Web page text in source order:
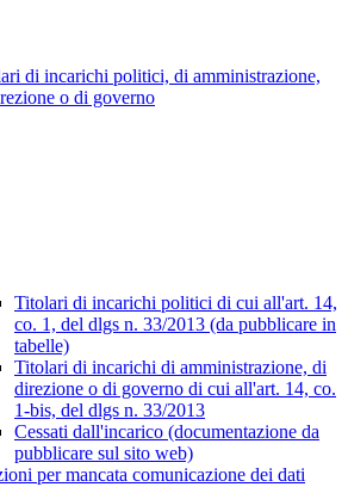
di incarichi politici, di amministrazione,
o di governo
Titolari di incarichi politici di cui all'art. 14,
co. 1, del dlgs n. 33/2013 (da pubblicare in
tabelle)
Titolari di incarichi di amministrazione, di
direzione o di governo di cui all'art. 14, co.
1-bis, del dlgs n. 33/2013
Cessati dall'incarico (documentazione da
pubblicare sul sito web)
per mancata comunicazione dei dati